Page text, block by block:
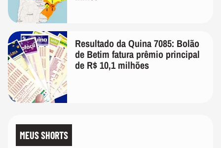
Resultado da Quina 7085: Bolão
de Betim fatura prêmio principal
de R$ 10,1 milhões
MEUS SHORTS